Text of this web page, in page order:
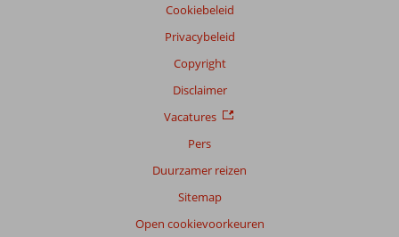
Cookiebeleid
Privacybeleid
Copyright
Disclaimer
Vacatures
Pers
Duurzamer reizen
Sitemap
Open cookievoorkeuren